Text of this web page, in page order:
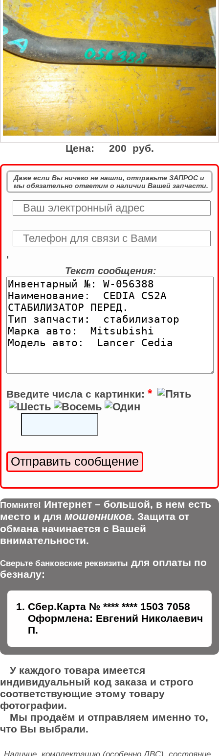
Цена: 200 руб.
Даже если Вы ничего не нашли, отправьте ЗАПРОС и
мы обязательно ответим о наличии Вашей запчасти.
'
Текст сообщения:
Введите числа с картинки: *
Помните! Интернет – большой, в нем есть
место и для мошенников. Защита от
обмана начинается с Вашей
внимательности.
Сверьте банковские реквизиты для оплаты по
безналу:
Сбер.Карта № **** **** 1503 7058
Оформлена: Евгений Николаевич
П.
У каждого товара имеется
индивидуальный код заказа и строго
соответствующие этому товару
фотографии.
Мы продаём и отправляем именно то,
что Вы выбрали.